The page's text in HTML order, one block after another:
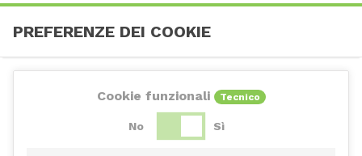
PREFERENZE DEI COOKIE
Cookie funzionali Tecnico
No Sì